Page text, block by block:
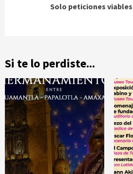
Solo peticiones
Si te lo perdiste...